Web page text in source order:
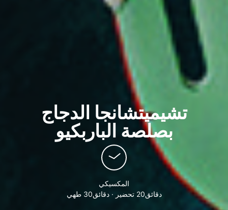
تشيميتشانجا الدجاج
بصلصة الباربكيو
المكسيكي
دقائق20 تحضير · دقائق30 طهي